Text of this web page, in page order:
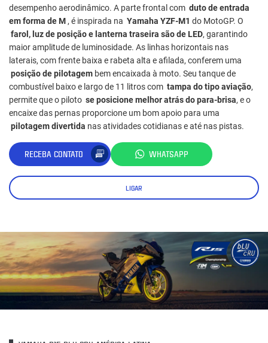
desempenho aerodinâmico. A parte frontal com duto de entrada
em forma de M , é inspirada na Yamaha YZF-M1 do MotoGP. O
farol, luz de posição e lanterna traseira são de LED, garantindo
maior amplitude de luminosidade. As linhas horizontais nas
laterais, com frente baixa e rabeta alta e afilada, conferem uma
posição de pilotagem bem encaixada à moto. Seu tanque de
combustível baixo e largo de 11 litros com tampa do tipo aviação,
permite que o piloto se posicione melhor atrás do para-brisa, e o
encaixe das pernas proporcione um bom apoio para uma
pilotagem divertida nas atividades cotidianas e até nas pistas.
RECEBA CONTATO WHATSAPP
LIGAR